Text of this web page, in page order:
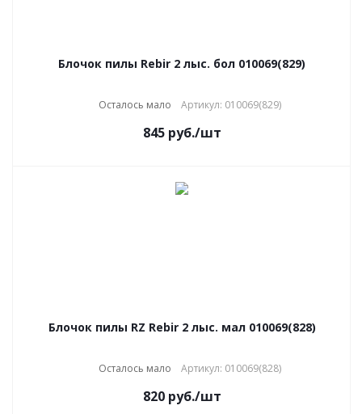
Блочок пилы Rebir 2 лыс. бол 010069(829)
Осталось мало Артикул: 010069(829)
845руб./шт
Блочок пилы RZ Rebir 2 лыс. мал 010069(828)
Осталось мало Артикул: 010069(828)
820руб./шт